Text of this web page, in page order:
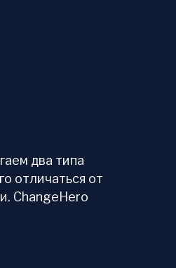
два типа
отличаться от
ChangeHero